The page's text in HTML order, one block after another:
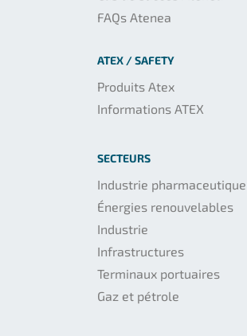
FAQs Atenea
ATEX / SAFETY
Produits Atex
Informations ATEX
SECTEURS
Industrie pharmaceutique
Énergies renouvelables
Industrie
Infrastructures
Terminaux portuaires
Gaz et pétrole